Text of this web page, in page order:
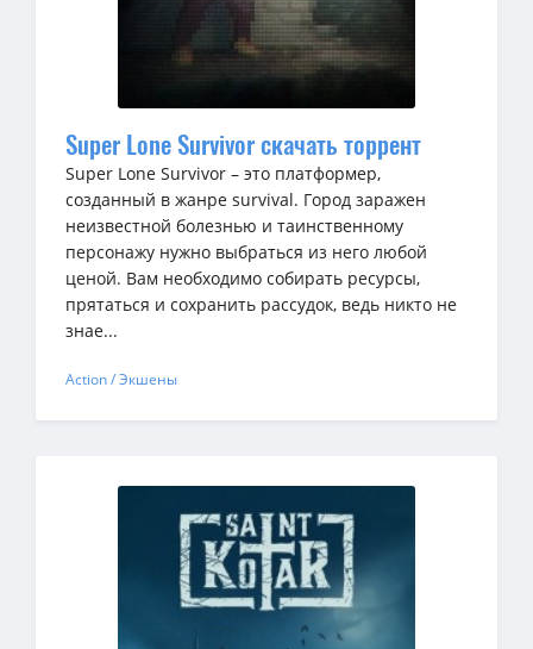
Super Lone Survivor скачать торрент
Super Lone Survivor – это платформер,
созданный в жанре survival. Город заражен
неизвестной болезнью и таинственному
персонажу нужно выбраться из него любой
ценой. Вам необходимо собирать ресурсы,
прятаться и сохранить рассудок, ведь никто не
знае...
Action / Экшены